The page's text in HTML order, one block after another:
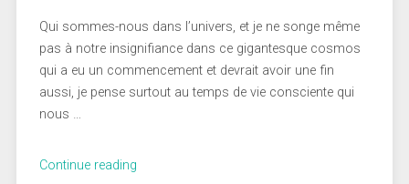
Qui sommes-nous dans l’univers, et je ne songe même
pas à notre insignifiance dans ce gigantesque cosmos
qui a eu un commencement et devrait avoir une fin
aussi, je pense surtout au temps de vie consciente qui
nous …
Continue reading« Frissons